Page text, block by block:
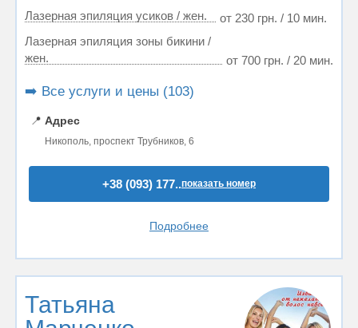
Лазерная эпиляция усиков / жен.
от 230 грн. / 10 мин.
Лазерная эпиляция зоны бикини /
жен.
от 700 грн. / 20 мин.
➡️ Все услуги и цены (103)
📍 Адрес
Никополь, проспект Трубников, 6
+38 (093) 177..показать номер
Подробнее
Татьяна